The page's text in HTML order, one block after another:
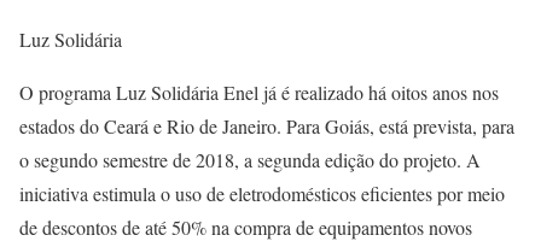
Luz Solidária
O programa Luz Solidária Enel já é realizado há oitos anos nos
estados do Ceará e Rio de Janeiro. Para Goiás, está prevista, para
o segundo semestre de 2018, a segunda edição do projeto. A
iniciativa estimula o uso de eletrodomésticos eficientes por meio
de descontos de até 50% na compra de equipamentos novos